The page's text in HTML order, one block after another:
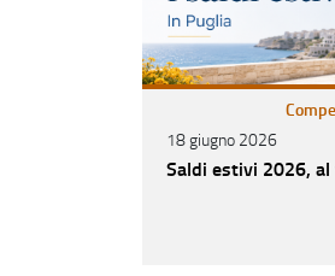
18 giugno 2026
Saldi estivi 2026,